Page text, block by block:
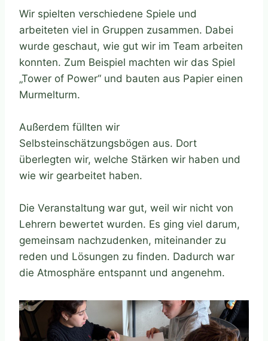
Wir spielten verschiedene Spiele und
arbeiteten viel in Gruppen zusammen. Dabei
wurde geschaut, wie gut wir im Team arbeiten
konnten. Zum Beispiel machten wir das Spiel
„Tower of Power“ und bauten aus Papier einen
Murmelturm.
Außerdem füllten wir
Selbsteinschätzungsbögen aus. Dort
überlegten wir, welche Stärken wir haben und
wie wir gearbeitet haben.
Die Veranstaltung war gut, weil wir nicht von
Lehrern bewertet wurden. Es ging viel darum,
gemeinsam nachzudenken, miteinander zu
reden und Lösungen zu finden. Dadurch war
die Atmosphäre entspannt und angenehm.